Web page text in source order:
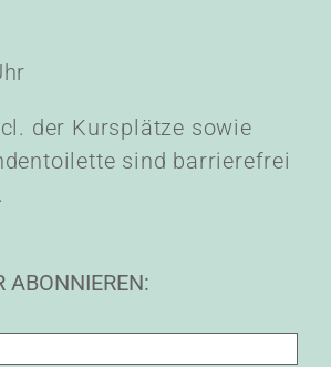
der Kursplätze sowie
sind barrierefrei
ABONNIEREN: